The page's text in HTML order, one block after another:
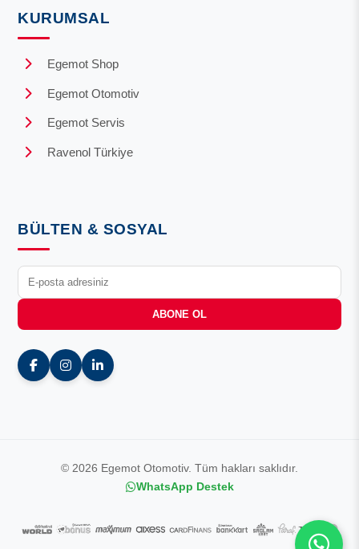
KURUMSAL
Egemot Shop
Egemot Otomotiv
Egemot Servis
Ravenol Türkiye
BÜLTEN & SOSYAL
ABONE OL
© 2026 Egemot Otomotiv. Tüm hakları saklıdır.
WhatsApp Destek